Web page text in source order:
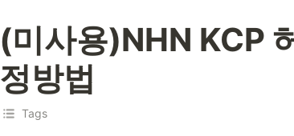
(미사용)NHN KCP
정방법
Tags